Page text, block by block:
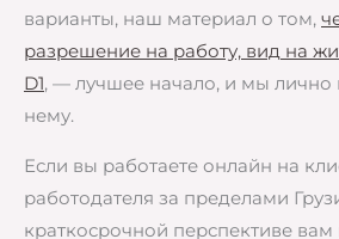
варианты, наш материал о том,
разрешение на работу, вид на
D1, — лучшее начало, и мы лично
нему.
Если вы работаете онлайн на
работодателя за пределами
краткосрочной перспективе